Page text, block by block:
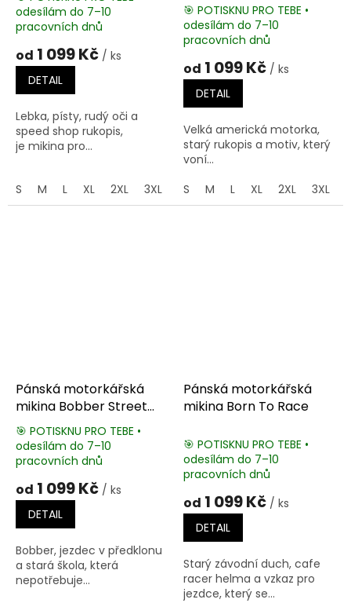
Průměrné
hodnocení
je
5,0
hvězdiček.
odesílám do 7–10
pracovních dnů
od 1 099 Kč / ks
DETAIL
Lebka, písty, rudý oči a
speed shop rukopis,
je mikina pro...
S M L XL 2XL 3XL 4XL 5XL
🎯 POTISKNU PRO TEBE •
odesílám do 7–10
pracovních dnů
od 1 099 Kč / ks
DETAIL
Velká americká motorka,
starý rukopis a motiv, který
voní...
S
M L XL 2XL 3XL
Pánská motorkářská
mikina Bobber Street
Racers
Průměrné
hodnocení
je
5,0
hvězdiček.
🎯 POTISKNU PRO TEBE •
odesílám do 7–10
pracovních dnů
od 1 099 Kč / ks
DETAIL
Bobber, jezdec v předklonu
a stará škola, která
nepotřebuje...
Pánská motorkářská
mikina Born To Race
🎯 POTISKNU PRO TEBE •
odesílám do 7–10
pracovních dnů
od 1 099 Kč / ks
DETAIL
Starý závodní duch, cafe
racer helma a vzkaz pro
jezdce, který se...